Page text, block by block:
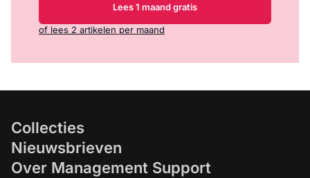
Lees 1 maand gratis
of lees 2 artikelen per maand
Collecties
Nieuwsbrieven
Over Management Support